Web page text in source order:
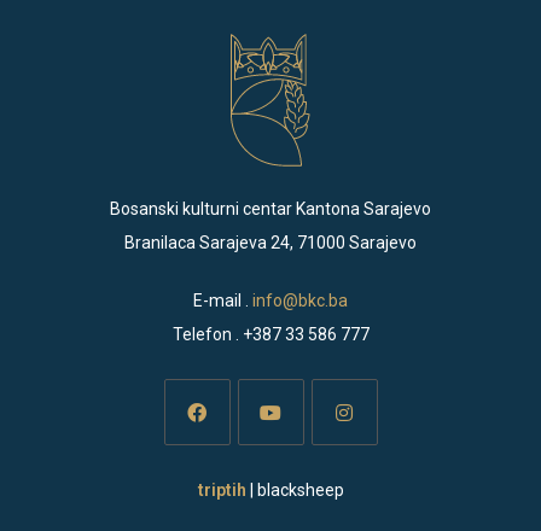
Bosanski kulturni centar Kantona Sarajevo
Branilaca Sarajeva 24, 71000 Sarajevo
E-mail . info@bkc.ba
Telefon . +387 33 586 777
in
in
triptih | blacksheep